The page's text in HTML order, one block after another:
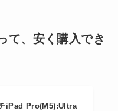
て、安く購入でき
iPad Pro(M5):Ultra